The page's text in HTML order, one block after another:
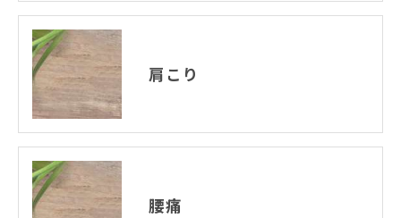
肩こり
腰痛